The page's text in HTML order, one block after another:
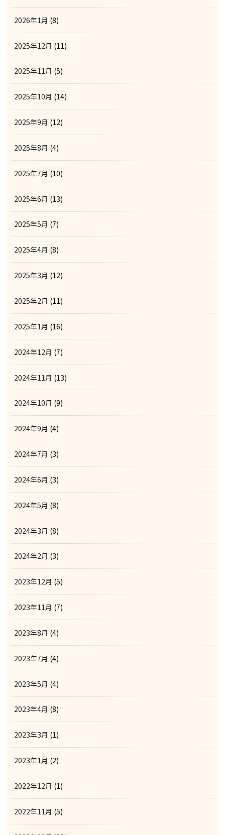
2026年1月 (8)
2025年12月 (11)
2025年11月 (5)
2025年10月 (14)
2025年9月 (12)
2025年8月 (4)
2025年7月 (10)
2025年6月 (13)
2025年5月 (7)
2025年4月 (8)
2025年3月 (12)
2025年2月 (11)
2025年1月 (16)
2024年12月 (7)
2024年11月 (13)
2024年10月 (9)
2024年9月 (4)
2024年7月 (3)
2024年6月 (3)
2024年5月 (8)
2024年3月 (8)
2024年2月 (3)
2023年12月 (5)
2023年11月 (7)
2023年8月 (4)
2023年7月 (4)
2023年5月 (4)
2023年4月 (8)
2023年3月 (1)
2023年1月 (2)
2022年12月 (1)
2022年11月 (5)